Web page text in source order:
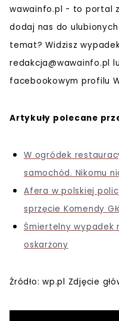
wawainfo.pl - to portal
dodaj nas do
temat? Widzisz
redakcja@wawainfo.pl
facebookowym profilu
Artykuły polecane
W ogródek
samochód. Nikomu
Afera w polskiej
sprzęcie Komendy
Śmiertelny wypadek
oskarżony
Źródło: wp.pl Zdjęcie